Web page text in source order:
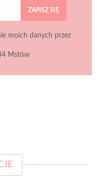
ZAPISZ SIĘ
moich danych przez
Mstów